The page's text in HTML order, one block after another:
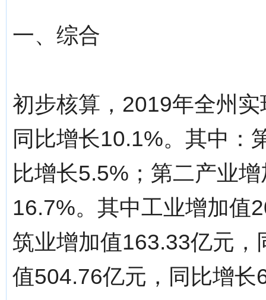
一、综合
初步核算，2019年全州
同比增长10.1%。其中：
比增长5.5%；第二产业
16.7%。其中工业增加值
筑业增加值163.33亿元
值504.76亿元，同比增长